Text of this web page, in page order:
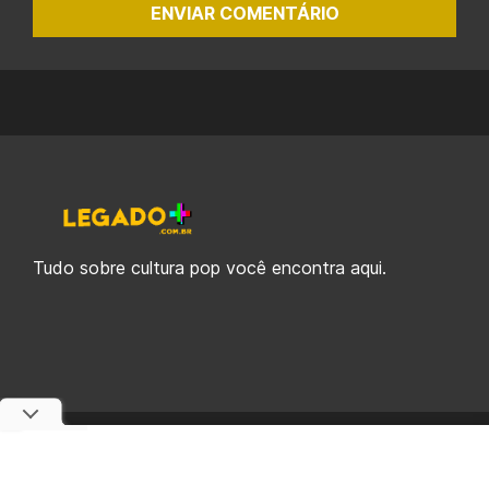
ENVIAR COMENTÁRIO
Tudo sobre cultura pop você encontra aqui.